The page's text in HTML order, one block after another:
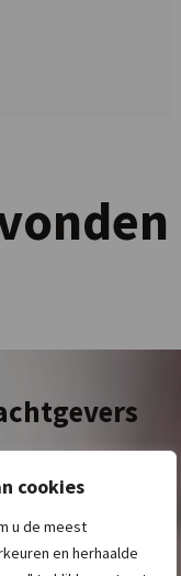
cookies
u de meest
en herhaalde
te vinden voor de
vacature gekomen